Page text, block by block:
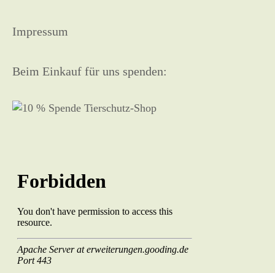
Impressum
Beim Einkauf für uns spenden: